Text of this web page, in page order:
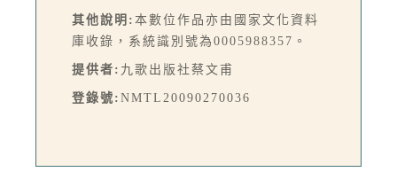
其他說明: 本數位作品亦由國家文化資料
庫收錄，系統識別號為0005988357。
提供者: 九歌出版社蔡文甫
登錄號: NMTL20090270036